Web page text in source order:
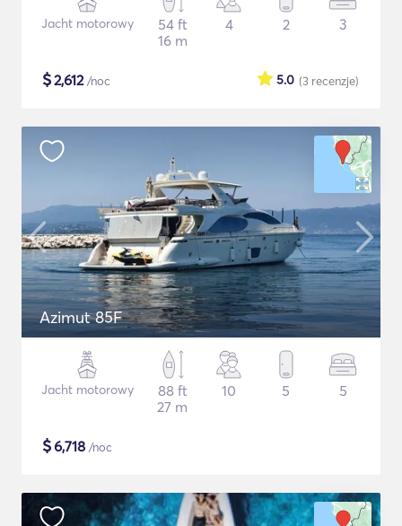
Jacht motorowy
54 ft
16 m
4 2 3
$2,612/noc (3 recenzje)
5.0
Azimut 85F
Jacht motorowy
88 ft
27 m
10 5 5
$6,718 /noc